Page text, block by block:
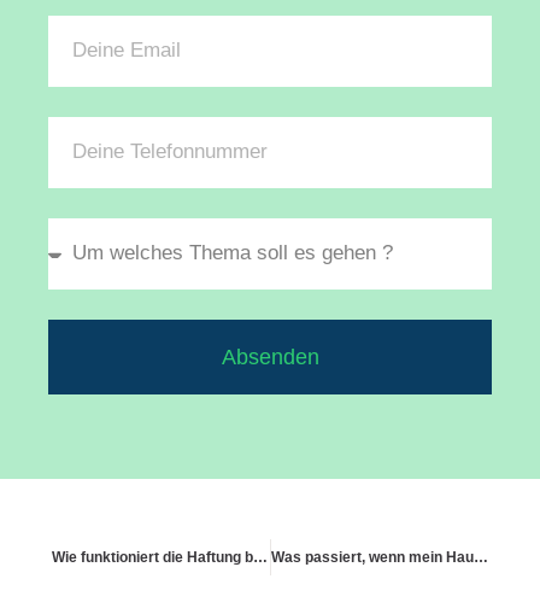
Absenden
Wie funktioniert die Haftung bei einer Verletzung durch herumliegende Kabel? Was passiert, wenn mein Haustier eine Verletzung verursacht?